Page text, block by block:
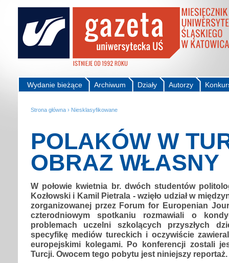
Autorzy
Działy
Archiwum
Wydanie bieżące
Strona główna › Niesklasyfikowane
POLAKÓW W
OBRAZ WŁASNY
W połowie kwietnia br. dwóch studentów
Kozłowski i Kamil Pietrala - wzięło udział w
zorganizowanej przez Forum for Europenian
czterodniowym spotkaniu rozmawiali o
problemach uczelni szkolących przyszłych
specyfikę mediów tureckich i oczywiście
europejskimi kolegami. Po konferencji zostali
Turcji. Owocem tego pobytu jest niniejszy reportaż.